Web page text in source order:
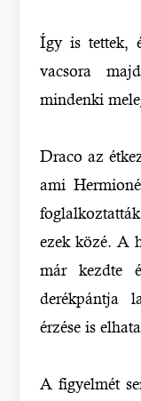
Így is tettek,
vacsora
mindenki
Draco az
ami
ezek közé. A
már kezdte
derékpántja
érzése is
A figyelmét